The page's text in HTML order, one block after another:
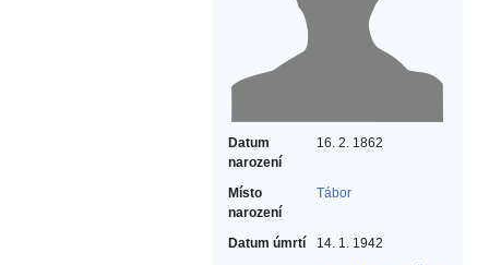
Datum
narození
16. 2. 1862
Místo
narození
Tábor
Datum úmrtí
14. 1. 1942